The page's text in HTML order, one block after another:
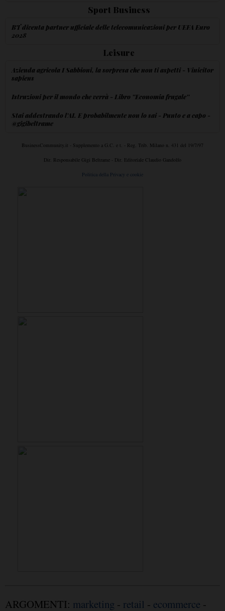
Sport Business
BT diventa partner ufficiale delle telecomunicazioni per UEFA Euro
2028
Leisure
Azienda agricola I Sabbioni, la sorpresa che non ti aspetti - Vinicitor
sapiens
Istruzioni per il mondo che verrà - Libro ''Economia frugale''
Stai addestrando l'AI. E probabilmente non lo sai - Punto e a capo -
@gigibeltrame
BusinessCommunity.it - Supplemento a G.C. e t. - Reg. Trib. Milano n. 431 del 19/7/97
Dir. Responsabile Gigi Beltrame - Dir. Editoriale Claudio Gandolfo
Politica della Privacy e cookie
ARGOMENTI: marketing - retail - ecommerce -